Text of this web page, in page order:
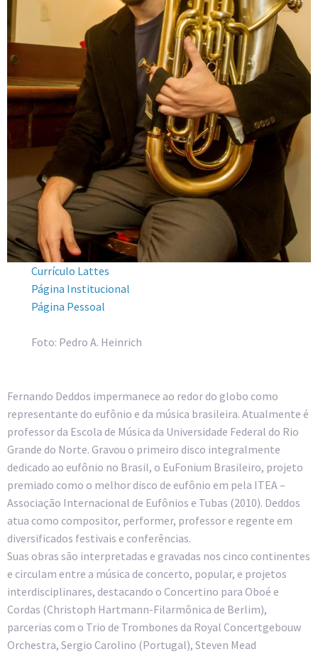
Currículo Lattes
Página Institucional
Página Pessoal
Foto: Pedro A. Heinrich
Fernando Deddos impermanece ao redor do globo como
representante do eufônio e da música brasileira. Atualmente é
professor da Escola de Música da Universidade Federal do Rio
Grande do Norte. Gravou o primeiro disco integralmente
dedicado ao eufônio no Brasil, o EuFonium Brasileiro, projeto
premiado como o melhor disco de eufônio em pela ITEA –
Associação Internacional de Eufônios e Tubas (2010). Deddos
atua como compositor, performer, professor e regente em
diversificados festivais e conferências.
Suas obras são interpretadas e gravadas nos cinco continentes
e circulam entre a música de concerto, popular, e projetos
interdisciplinares, destacando o Concertino para Oboé e
Cordas (Christoph Hartmann-Filarmônica de Berlim),
parcerias com o Trio de Trombones da Royal Concertgebouw
Orchestra, Sergio Carolino (Portugal), Steven Mead